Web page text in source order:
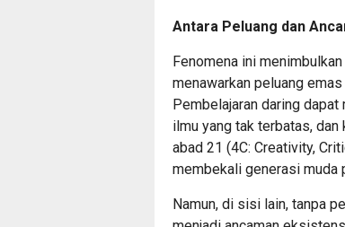
Antara Peluang dan
Fenomena ini
menawarkan peluang
Pembelajaran daring
ilmu yang tak terbatas, dan
abad 21 (4C: Creativity,
membekali generasi muda
Namun, di sisi lain, tanpa